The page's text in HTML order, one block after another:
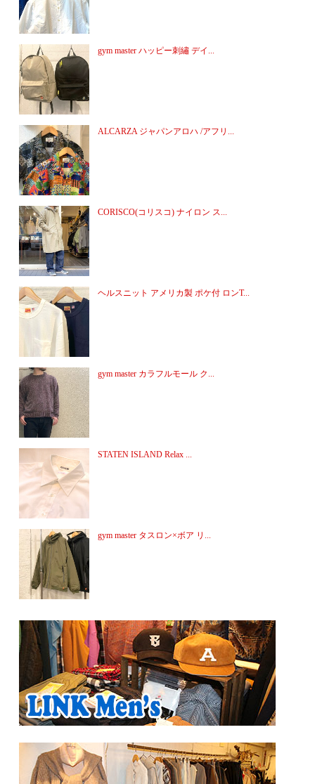
gym master ハッピー刺繡 デイ...
ALCARZA ジャパンアロハ /アフリ...
CORISCO(コリスコ) ナイロン ス...
ヘルスニット アメリカ製 ポケ付 ロンT...
gym master カラフルモール ク...
STATEN ISLAND Relax ...
gym master タスロン×ボア リ...